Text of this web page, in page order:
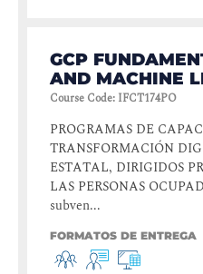
GCP
AND MACHINE
Course Code: IFCT174PO
PROGRAMAS DE
TRANSFORMACIÓN
ESTATAL, DIRIGIDOS
LAS PERSONAS
subven...
FORMATOS DE ENTREGA